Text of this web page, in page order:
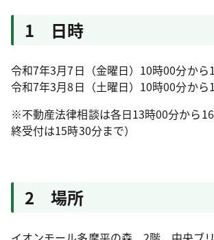
1 日時
令和7年3月7日（金曜日）10時00分から
令和7年3月8日（土曜日）10時00分から
※不動産法律相談は各日13時00分から
終受付は15時30分まで）
2 場所